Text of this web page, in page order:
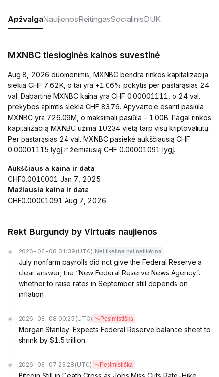
ApžvalgaNaujienosReitingasSocialinisDUK
MXNBC tiesioginės kainos suvestinė
Aug 8, 2026 duomenimis, MXNBC bendra rinkos kapitalizacija
siekia CHF 7.62K, o tai yra +1.06% pokytis per pastarąsias 24
val. Dabartinė MXNBC kaina yra CHF 0.00001111, o 24 val.
prekybos apimtis siekia CHF 83.76. Apyvartoje esanti pasiūla
MXNBC yra 726.09M, o maksimali pasiūla – 1.00B. Pagal rinkos
kapitalizaciją MXNBC užima 10234 vietą tarp visų kriptovaliutų.
Per pastarąsias 24 val. MXNBC pasiekė aukščiausią CHF
0.00001115 lygį ir žemiausią CHF 0.00001091 lygį.
Aukščiausia kaina ir data
CHF0.0010001 Jan 7, 2025
Mažiausia kaina ir data
CHF0.00001091 Aug 7, 2026
Rekt Burgundy by Virtuals naujienos
2026-08-08 01:39 (UTC) Nei tikėtina nei netikėtina
July nonfarm payrolls did not give the Federal Reserve a
clear answer; the “New Federal Reserve News Agency”:
whether to raise rates in September still depends on
inflation.
2026-08-08 00:25 (UTC) Pesimistiška
Morgan Stanley: Expects Federal Reserve balance sheet to
shrink by $1.5 trillion
2026-08-07 23:28 (UTC) Pesimistiška
Bitcoin Still in Death Cross as Jobs Miss Cuts Rate-Hike